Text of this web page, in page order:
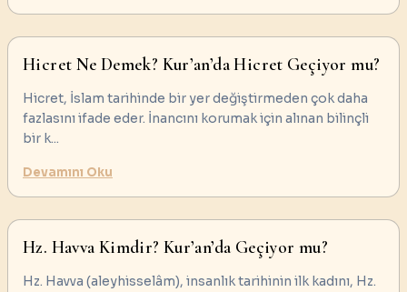
Hicret Ne Demek? Kur’an’da Hicret Geçiyor mu?
Hicret, İslam tarihinde bir yer değiştirmeden çok daha
fazlasını ifade eder. İnancını korumak için alınan bilinçli
bir k...
Devamını Oku
Hz. Havva Kimdir? Kur’an’da Geçiyor mu?
Hz. Havva (aleyhisselâm), insanlık tarihinin ilk kadını, Hz.